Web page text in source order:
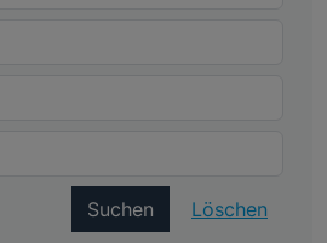
Suchen Löschen